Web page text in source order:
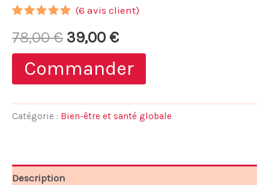
sur 5
basé sur
notations
client
(6 avis client)
78,00€ Le
prix
initial
était :
39,00 €Le
prix
actuel
est :
Commander
Catégorie : Bien-être et santé globale
Description